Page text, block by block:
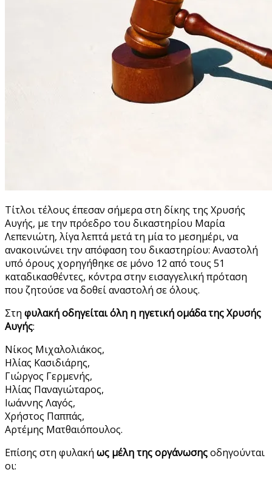
Τίτλοι τέλους έπεσαν σήμερα στη δίκης της Χρυσής
Αυγής, με την πρόεδρο του δικαστηρίου Μαρία
Λεπενιώτη, λίγα λεπτά μετά τη μία το μεσημέρι, να
ανακοινώνει την απόφαση του δικαστηρίου: Αναστολή
υπό όρους χορηγήθηκε σε μόνο 12 από τους 51
καταδικασθέντες, κόντρα στην εισαγγελική πρόταση
που ζητούσε να δοθεί αναστολή σε όλους.
Στη φυλακή οδηγείται όλη η ηγετική ομάδα της Χρυσής
Αυγής:
Νίκος Μιχαλολιάκος,
Ηλίας Κασιδιάρης,
Γιώργος Γερμενής,
Ηλίας Παναγιώταρος,
Ιωάννης Λαγός,
Χρήστος Παππάς,
Αρτέμης Ματθαιόπουλος.
Επίσης στη φυλακή ως μέλη της οργάνωσηςοδηγούνται
οι: